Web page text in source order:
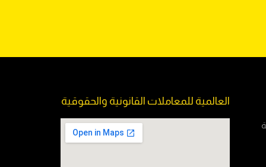
العالمية للمعاملات القانونية والحقوقية